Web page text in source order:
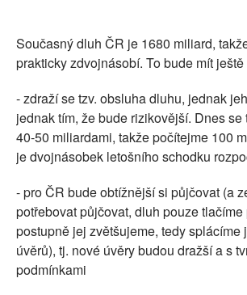
Současný dluh ČR je 1680 miliard,
prakticky zdvojnásobí. To bude mít
- zdraží se tzv. obsluha dluhu, jednak
jednak tím, že bude rizikovější. Dnes
40-50 miliardami, takže počítejme 100
je dvojnásobek letošního schodku
- pro ČR bude obtížnější si půjčovat (a
potřebovat půjčovat, dluh pouze
postupně jej zvětšujeme, tedy splácíme
úvěrů), tj. nové úvěry budou dražší a s
podmínkami